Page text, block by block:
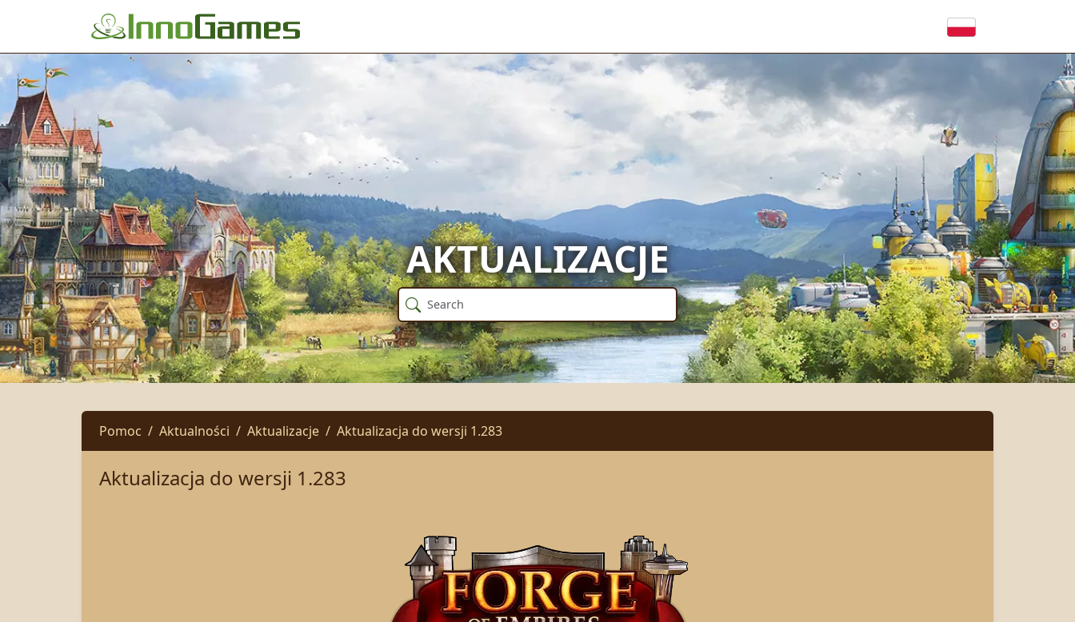
AKTUALIZACJE
Pomoc Aktualności Aktualizacje Aktualizacja do wersji 1.283
Aktualizacja do wersji 1.283